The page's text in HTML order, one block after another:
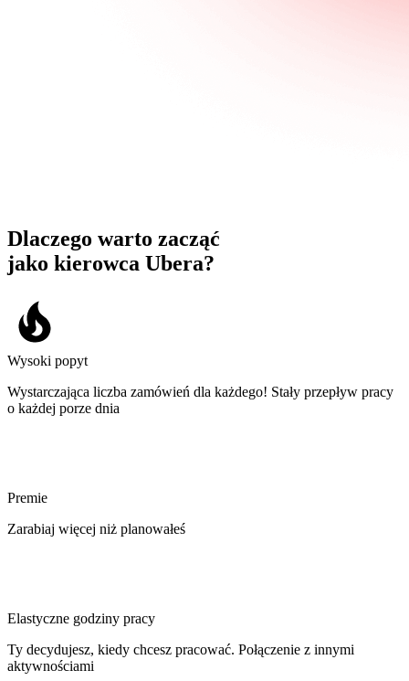
Dlaczego warto zacząć
jako kierowca Ubera?
Wysoki popyt
Wystarczająca liczba zamówień dla każdego! Stały przepływ pracy
o każdej porze dnia
Premie
Zarabiaj więcej niż planowałeś
Elastyczne godziny pracy
Ty decydujesz, kiedy chcesz pracować. Połączenie z innymi
aktywnościami